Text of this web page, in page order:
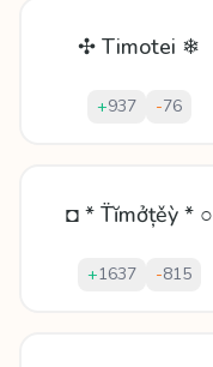
✣ Timotei ❄
+937 -76
◘ * T̈ĭmởțěỳ * ○
+1637 -815